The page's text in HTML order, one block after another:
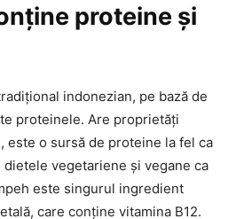
proteine și
indonezian, pe bază de
proteinele. Are proprietăți
este o sursă de proteine la fel ca
vegetariene și vegane ca
este singurul ingredient
care conține vitamina B12.